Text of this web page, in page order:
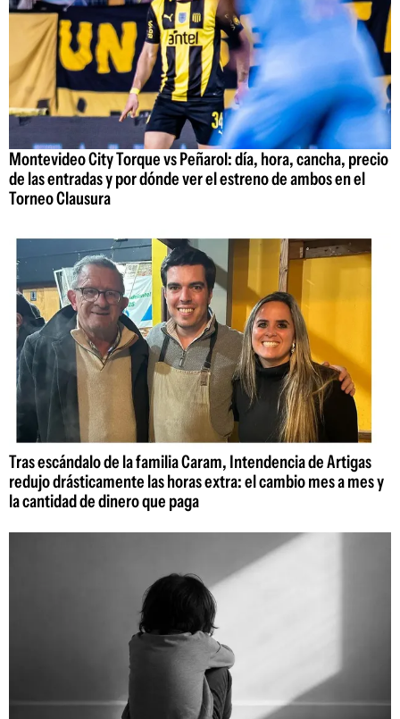
Montevideo City Torque vs Peñarol: día, hora, cancha, precio
de las entradas y por dónde ver el estreno de ambos en el
Torneo Clausura
Tras escándalo de la familia Caram, Intendencia de Artigas
redujo drásticamente las horas extra: el cambio mes a mes y
la cantidad de dinero que paga